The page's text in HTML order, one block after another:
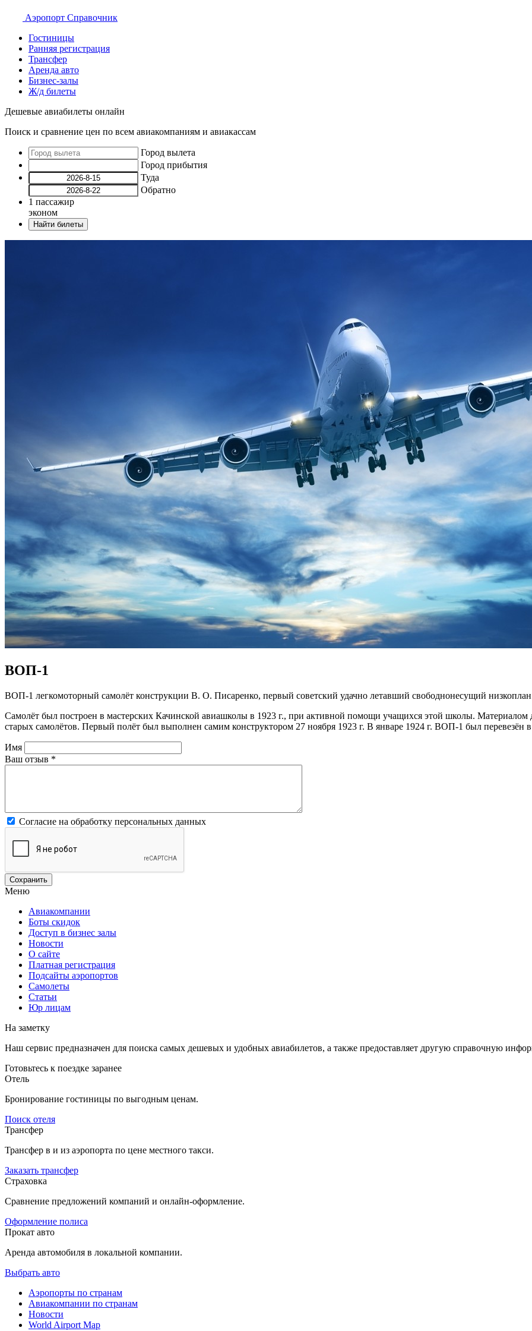
Аэропорт Справочник
Гостиницы
Ранняя регистрация
Трансфер
Аренда авто
Бизнес-залы
Ж/д билеты
Дешевые авиабилеты онлайн
Поиск и сравнение цен по всем авиакомпаниям и авиакассам
Город вылета
Город прибытия
Туда
Обратно
1 пассажир
эконом
Найти билеты
ВОП-1
ВОП-1 легкомоторный самолёт конструкции В. О. Писаренко, первый советский удачно летавший свободнонесущий
Самолёт был построен в мастерских Качинской авиашколы в 1923 г., при активной помощи учащихся этой школы.
старых самолётов. Первый полёт был выполнен самим конструктором 27 ноября 1923 г. В январе 1924 г. ВОП-1 был
Имя
Ваш отзыв *
Согласие на обработку персональных данных
Меню
Авиакомпании
Боты скидок
Доступ в бизнес залы
Новости
О сайте
Платная регистрация
Подсайты аэропортов
Самолеты
Статьи
Юр лицам
На заметку
Наш сервис предназначен для поиска самых дешевых и удобных авиабилетов, а также предоставляет другую справочную
Готовьтесь к поездке заранее
Отель
Бронирование гостиницы по выгодным ценам.
Поиск отеля
Трансфер
Трансфер в и из аэропорта по цене местного такси.
Заказать трансфер
Страховка
Сравнение предложений компаний и онлайн-оформление.
Оформление полиса
Прокат авто
Аренда автомобиля в локальной компании.
Выбрать авто
Аэропорты по странам
Авиакомпании по странам
Новости
World Airport Map